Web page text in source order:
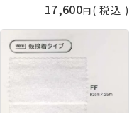
17,600 税込